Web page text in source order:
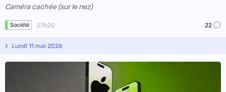
Caméra cachée (sur le nez)
Société 07h20 22
Lundi 11 mai 2026